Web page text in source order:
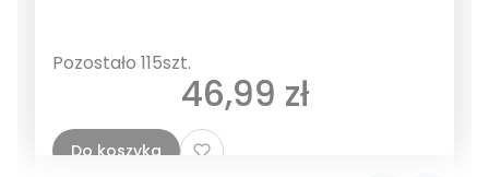
Pozostało 115szt.
Cena
46,99 zł
Do koszyka